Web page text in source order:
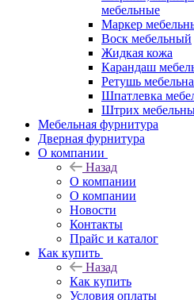
мебельные
Маркер
Воск мебельный
Жидкая кожа
Карандаш
Ретушь
Шпатлевка
Штрих
Мебельная фурнитура
Дверная фурнитура
О компании
Назад
О компании
О компании
Новости
Контакты
Прайс и каталог
Как купить
Назад
Как купить
Условия оплаты